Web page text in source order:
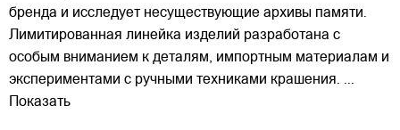
бренда и исследует несуществующие архивы памяти.
Лимитированная линейка изделий разработана с
особым вниманием к деталям, импортным материалам и
экспериментами с ручными техниками крашения. ...
Показать